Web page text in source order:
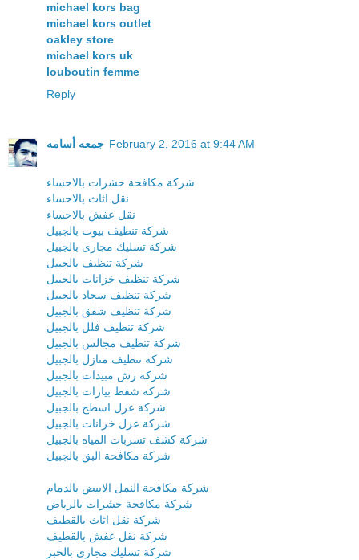
michael kors bag
michael kors outlet
oakley store
michael kors uk
louboutin femme
Reply
جمعه أسامه February 2, 2016 at 9:44 AM
شركة مكافحة حشرات بالاحساء
نقل اثاث بالاحساء
نقل عفش بالاحساء
شركة تنظيف بيوت بالجبيل
شركة تسليك مجارى بالجبيل
شركة تنظيف بالجبيل
شركة تنظيف خزانات بالجبيل
شركة تنظيف سجاد بالجبيل
شركة تنظيف شقق بالجبيل
شركة تنظيف فلل بالجبيل
شركة تنظيف مجالس بالجبيل
شركة تنظيف منازل بالجبيل
شركة رش مبيدات بالجبيل
شركة شفط بيارات بالجبيل
شركة عزل اسطح بالجبيل
شركة عزل خزانات بالجبيل
شركة كشف تسربات المياه بالجبيل
شركة مكافحة البق بالجبيل
شركة مكافحة النمل الابيض بالدمام
شركة مكافحة حشرات بالرياض
شركة نقل اثاث بالقطيف
شركة نقل عفش بالقطيف
شركة تسليك مجارى بالخبر